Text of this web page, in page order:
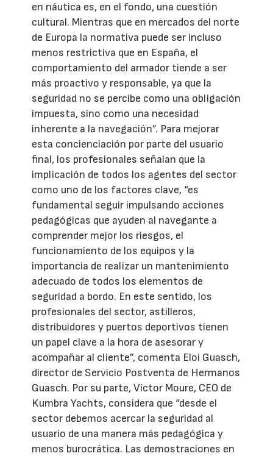
en náutica es, en el fondo, una cuestión
cultural. Mientras que en mercados del norte
de Europa la normativa puede ser incluso
menos restrictiva que en España, el
comportamiento del armador tiende a ser
más proactivo y responsable, ya que la
seguridad no se percibe como una obligación
impuesta, sino como una necesidad
inherente a la navegación”. Para mejorar
esta concienciación por parte del usuario
final, los profesionales señalan que la
implicación de todos los agentes del sector
como uno de los factores clave, “es
fundamental seguir impulsando acciones
pedagógicas que ayuden al navegante a
comprender mejor los riesgos, el
funcionamiento de los equipos y la
importancia de realizar un mantenimiento
adecuado de todos los elementos de
seguridad a bordo. En este sentido, los
profesionales del sector, astilleros,
distribuidores y puertos deportivos tienen
un papel clave a la hora de asesorar y
acompañar al cliente”, comenta Eloi Guasch,
director de Servicio Postventa de Hermanos
Guasch. Por su parte, Víctor Moure, CEO de
Kumbra Yachts, considera que “desde el
sector debemos acercar la seguridad al
usuario de una manera más pedagógica y
menos burocrática. Las demostraciones en